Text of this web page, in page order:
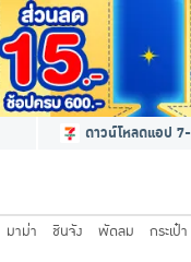
ดาวน์โหลดแอป
มาม่า ชินจัง พัดลม กระเป๋า